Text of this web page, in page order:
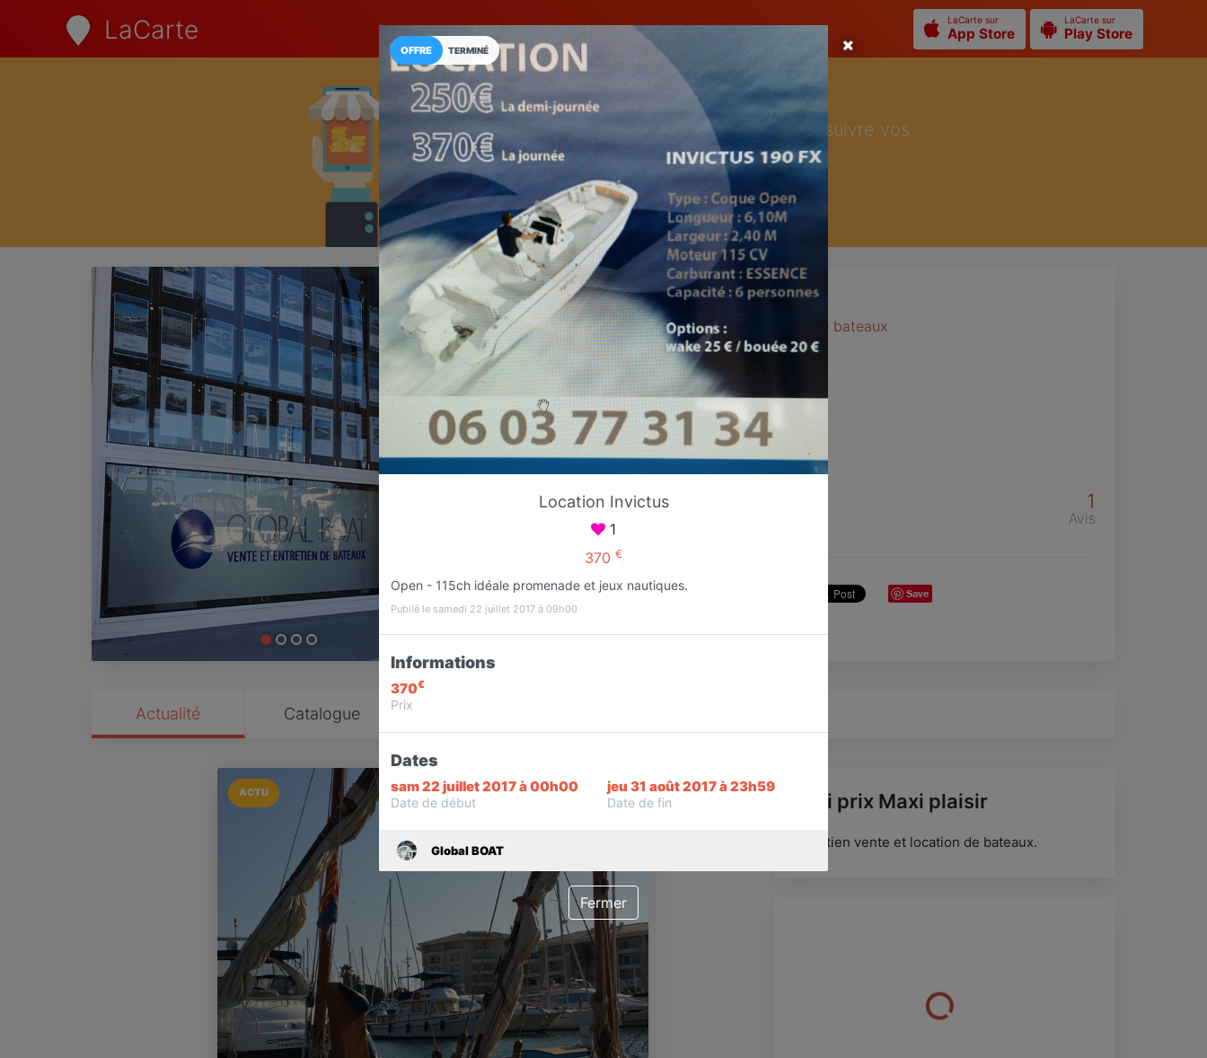
LaCarte LaCarte sur
App Store
LaCarte sur
Play Store
Installez l'App LaCarte
Téléchargez gratuitement l'app LaCarte pour suivre vos
commerces favoris et ne rien rater !
Télécharger Plus tard
Global BOAT
Entretien - Vente - Location de bateaux
Fréjus
Favori Contacter
Ouvert jusqu'à midi 1
Avis
Save
Actualité Catalogue
ACTU Mini prix Maxi plaisir
Entretien vente et location de bateaux.
TERMINÉ
OFFRE
Location Invictus
1
370 €
Open - 115ch idéale promenade et jeux nautiques.
Publié le samedi 22 juillet 2017 à 09h00
Informations
370€
Prix
Dates
sam 22 juillet 2017 à 00h00
Date de début
jeu 31 août 2017 à 23h59
Date de fin
Global BOAT
Fermer